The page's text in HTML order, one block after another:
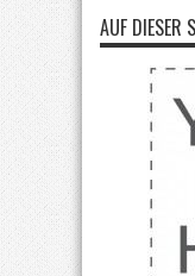
AUF DIESER